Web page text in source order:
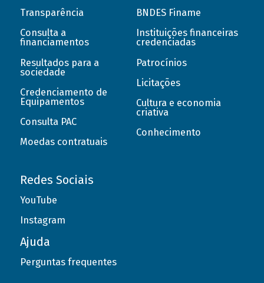
Transparência
Consulta a
financiamentos
Resultados para a
sociedade
Credenciamento de
Equipamentos
Consulta PAC
Moedas contratuais
BNDES Finame
Instituições financeiras
credenciadas
Patrocínios
Licitações
Cultura e economia
criativa
Conhecimento
Redes Sociais
YouTube
Instagram
Ajuda
Perguntas frequentes